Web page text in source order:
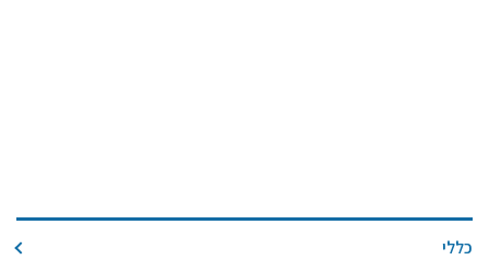
כללי